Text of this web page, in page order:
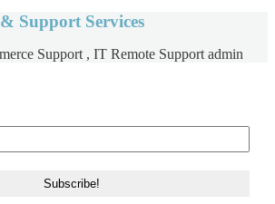
Support Services
Support , IT Remote Support admin